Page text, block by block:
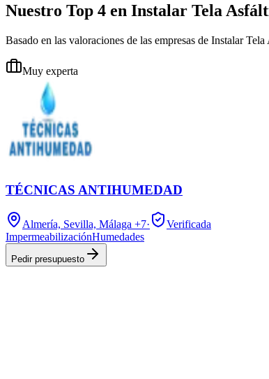
Nuestro Top 4 en Instalar Tela
Basado en las valoraciones de las empresas de Instalar
Muy experta
TÉCNICAS ANTIHUMEDAD
Almería, Sevilla, Málaga +7·
Verificada
ImpermeabilizaciónHumedades
Pedir presupuesto